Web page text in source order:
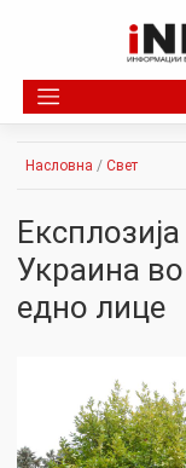
Насловна / Свет
Украина
едно лице